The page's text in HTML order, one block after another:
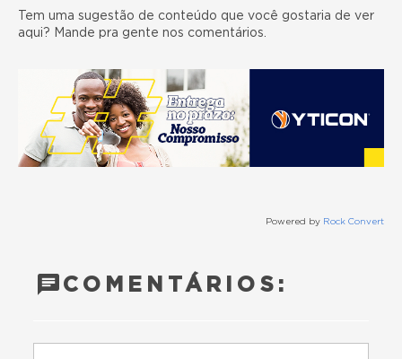
Tem uma sugestão de conteúdo que você gostaria de ver
aqui? Mande pra gente nos comentários.
Powered by Rock Convert
COMENTÁRIOS: